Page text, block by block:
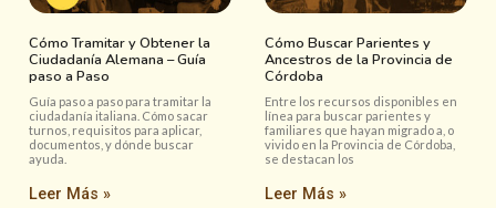
Cómo Tramitar y Obtener la
Ciudadanía Alemana – Guía
paso a Paso
Guía paso a paso para tramitar la
ciudadanía italiana. Cómo sacar
turnos, requisitos para aplicar,
documentos, y dónde buscar
ayuda.
Leer Más »
Cómo Buscar Parientes y
Ancestros de la Provincia de
Córdoba
Entre los recursos disponibles en
línea para buscar parientes y
familiares que hayan migrado a, o
vivido en la Provincia de Córdoba,
se destacan los
Leer Más »